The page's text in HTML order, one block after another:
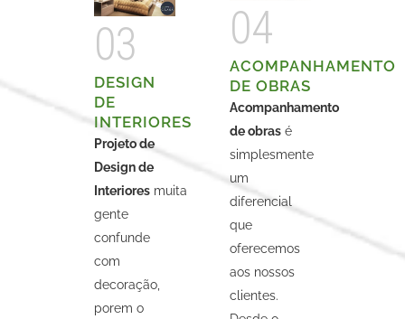
03
DESIGN
DE
INTERIORES
Projeto de
Design de
Interiores muita
gente
confunde
com
decoração,
porem o
04
ACOMPANHAMENTO
DE OBRAS
Acompanhamento
de obras é
simplesmente
um
diferencial
que
oferecemos
aos nossos
clientes.